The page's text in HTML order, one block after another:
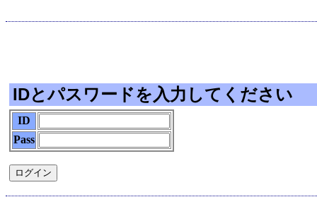
IDとパスワードを入力してください
ID
Pass